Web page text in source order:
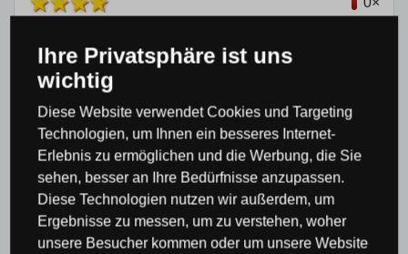
Produktkategorie
Ihre Privatsphäre ist uns
wichtig
Diese Website verwendet Cookies und Targeting
Technologien, um Ihnen ein besseres Internet-
Erlebnis zu ermöglichen und die Werbung, die Sie
sehen, besser an Ihre Bedürfnisse anzupassen.
Diese Technologien nutzen wir außerdem, um
Ergebnisse zu messen, um zu verstehen, woher
unsere Besucher kommen oder um unsere Website